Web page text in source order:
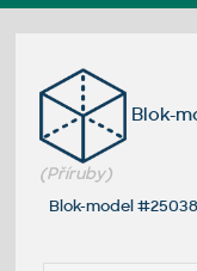
Blok-
(Příruby)
Blok-model #25038